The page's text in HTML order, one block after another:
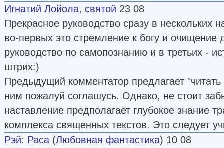
Игнатий Лойола, святой 23 08
Прекрасное руководство сразу в нескольких
во-первых это стремление к богу и очищение
руководство по самопознанию и в третьих -
штрих:)
Предыдущий комментатор предлагает
ним пожалуй соглашусь. Однако, не стоит
наставление предполагает глубокое знание
комплекса священных текстов. Это следует
Рэй: Раса (Любовная фантастика) 10 08